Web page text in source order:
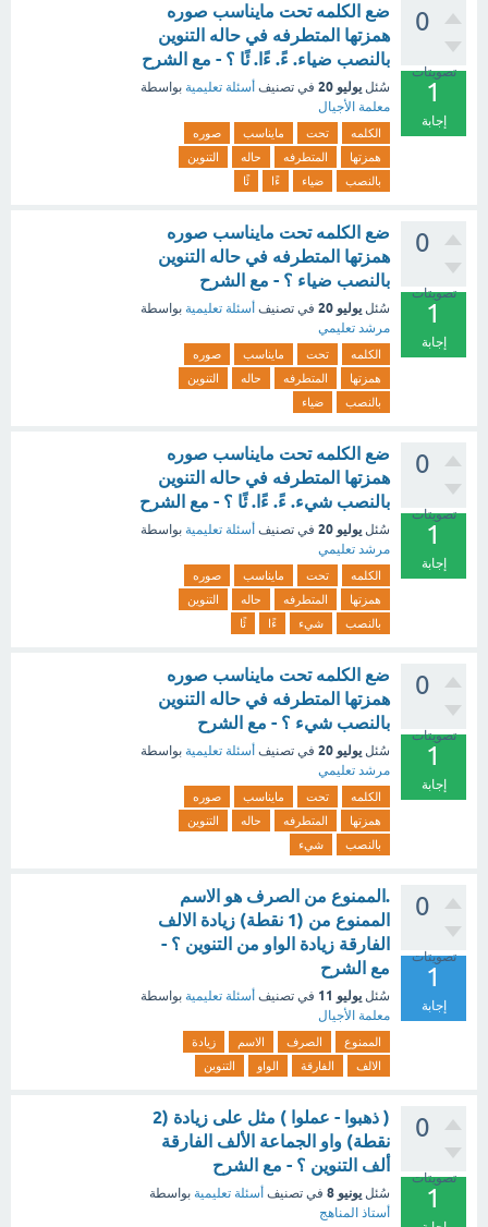
0
تصويتات
1
إجابة
ضع الكلمه تحت مايناسب صوره
همزتها المتطرفه في حاله التنوين
بالنصب ضياء. ءً. ءًا. ئًا ؟ - مع الشرح
سُئل يوليو 20 في تصنيف أسئلة تعليمية بواسطة
معلمة الأجيال
الكلمه تحت مايناسب
صوره
همزتها
المتطرفه حاله
التنوين
بالنصب
ضياء ءًا ئًا
0
تصويتات
1
إجابة
ضع الكلمه تحت مايناسب صوره
همزتها المتطرفه في حاله التنوين
بالنصب ضياء ؟ - مع الشرح
سُئل يوليو 20 في تصنيف أسئلة تعليمية بواسطة
مرشد تعليمي
الكلمه تحت مايناسب
صوره
همزتها
المتطرفه حاله
التنوين
بالنصب
ضياء
0
تصويتات
1
إجابة
ضع الكلمه تحت مايناسب صوره
همزتها المتطرفه في حاله التنوين
بالنصب شيء. ءً. ءًا. ئًا ؟ - مع الشرح
سُئل يوليو 20 في تصنيف أسئلة تعليمية بواسطة
مرشد تعليمي
الكلمه تحت مايناسب
صوره
همزتها
المتطرفه حاله
التنوين
بالنصب
شيء ءًا ئًا
0
تصويتات
1
إجابة
ضع الكلمه تحت مايناسب صوره
همزتها المتطرفه في حاله التنوين
بالنصب شيء ؟ - مع الشرح
سُئل يوليو 20 في تصنيف أسئلة تعليمية بواسطة
مرشد تعليمي
الكلمه تحت مايناسب
صوره
همزتها
المتطرفه حاله
التنوين
بالنصب
شيء
0
تصويتات
1
إجابة
.الممنوع من الصرف هو الاسم
الممنوع من (1 نقطة) زيادة الالف
الفارقة زيادة الواو من التنوين ؟ -
مع الشرح
سُئل يوليو 11 في تصنيف أسئلة تعليمية بواسطة
معلمة الأجيال
الممنوع الصرف الاسم
زيادة
الالف
الفارقة الواو التنوين
0
تصويتات
1
( ذهبوا - عملوا ) مثل على زيادة (2
نقطة) واو الجماعة الألف الفارقة
ألف التنوين ؟ - مع الشرح
سُئل يونيو 8 في تصنيف أسئلة تعليمية بواسطة
أستاذ المناهج